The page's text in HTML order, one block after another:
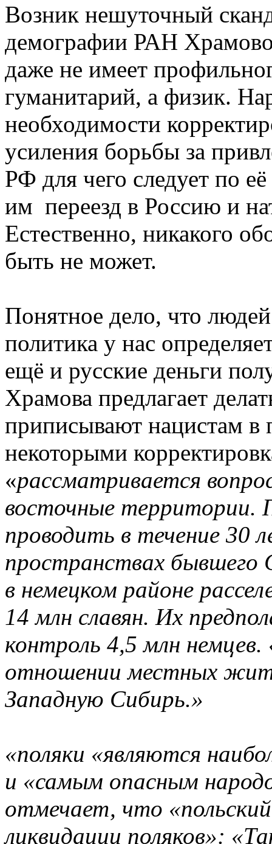
Возник нешуточный
демографии РАН
даже не имеет
гуманитарий, а физик.
необходимости
усиления борьбы за
РФ для чего следует по
им переезд в Россию и
Естественно, никакого
быть не может.
Понятное дело, что
политика у нас
ещё и русские деньги
Храмова предлагает
приписывают нацистам в
некоторыми
«рассматривается
восточные территории.
проводить в течение 30
пространствах бывшего
в немецком районе
14 млн славян. Их
контроль 4,5 млн
отношении местных
Западную Сибирь.»
«поляки «являются
и «самым опасным
отмечает, что
ликвидации поляков»: